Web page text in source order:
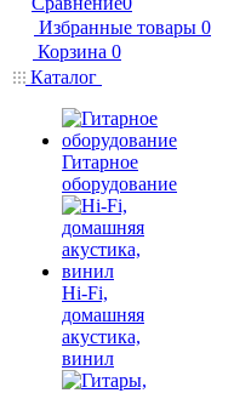
Избранные товары 0
Корзина 0
Каталог
Гитарное
оборудование
Hi-Fi,
домашняя
акустика,
винил